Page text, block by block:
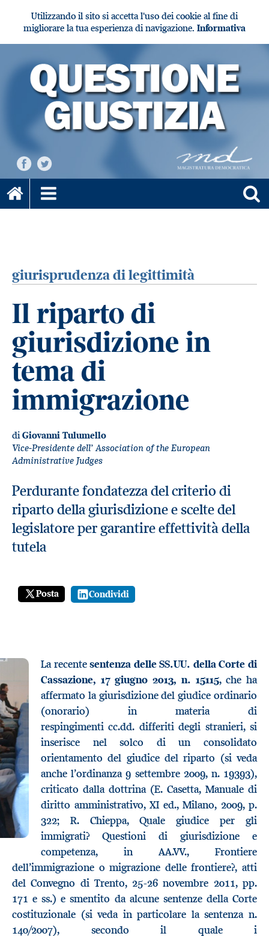
Utilizzando il sito si accetta l'uso dei cookie al fine di
migliorare la tua esperienza di navigazione. Informativa
giurisprudenza di legittimità
Il riparto di
giurisdizione in
tema di
immigrazione
di Giovanni Tulumello
Vice-Presidente dell’ Association of the European
Administrative Judges
Perdurante fondatezza del criterio di
riparto della giurisdizione e scelte del
legislatore per garantire effettività della
tutela
Posta Condividi
La recentesentenza delle SS.UU. della Corte di
Cassazione, 17 giugno 2013, n. 15115, che ha
affermato la giurisdizione del giudice ordinario
(onorario) in materia di
respingimenti cc.dd. differiti degli stranieri, si
inserisce nel solco di un consolidato
orientamento del giudice del riparto (si veda
anche l’ordinanza 9 settembre 2009, n. 19393),
criticato dalla dottrina (E. Casetta, Manuale di
diritto amministrativo, XI ed., Milano, 2009, p.
322; R. Chieppa, Quale giudice per gli
immigrati? Questioni di giurisdizione e
competenza, in AA.VV., Frontiere
dell’immigrazione o migrazione delle frontiere?, atti
del Convegno di Trento, 25-26 novembre 2011, pp.
171 e ss.) e smentito da alcune sentenze della Corte
costituzionale (si veda in particolare la sentenza n.
140/2007), secondo il quale i